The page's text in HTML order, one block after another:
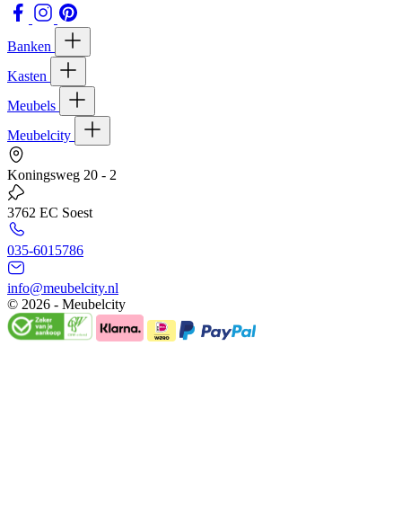
Banken
Kasten
Meubels
Meubelcity
Koningsweg 20 - 2
3762 EC Soest
035-6015786
info@meubelcity.nl
© 2026 - Meubelcity